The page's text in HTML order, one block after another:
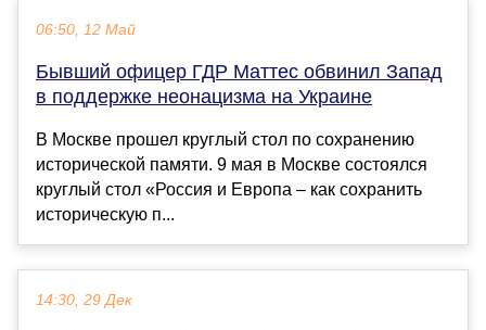
06:50, 12 Май
Бывший офицер ГДР Маттес обвинил Запад
в поддержке неонацизма на Украине
В Москве прошел круглый стол по сохранению
исторической памяти. 9 мая в Москве состоялся
круглый стол «Россия и Европа – как сохранить
историческую п...
14:30, 29 Дек